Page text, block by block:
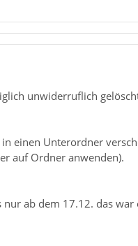
unwiderruflich
einen Unterordner
auf Ordner anwenden).
ab dem 17.12. das war